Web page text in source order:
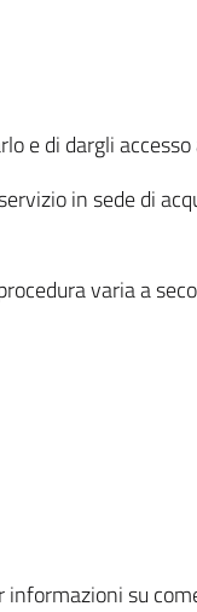
e di dargli
in sede di
varia a
su